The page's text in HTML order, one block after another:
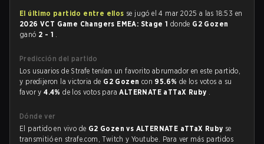
El último partido entre ellos se jugó el 4 mar 2025 a las 18:53 en
2026 VCT Game Changers EMEA: Stage 1 donde G2 Gozen
ganó 2 - 1 .
Predicción del partido
Los usuarios de Strafe tenían un favorito abrumador en este partido,
y predijeron la victoria de G2 Gozen con 95.6% de los votos a su
favor y4.4%de los votos paraALTERNATE aTTaX Ruby .
Dónde ver
El partido en vivo de G2 Gozen vs ALTERNATE aTTaX Ruby se
transmitió en strafe.com, Twitch y Youtube. Para ver más partidos